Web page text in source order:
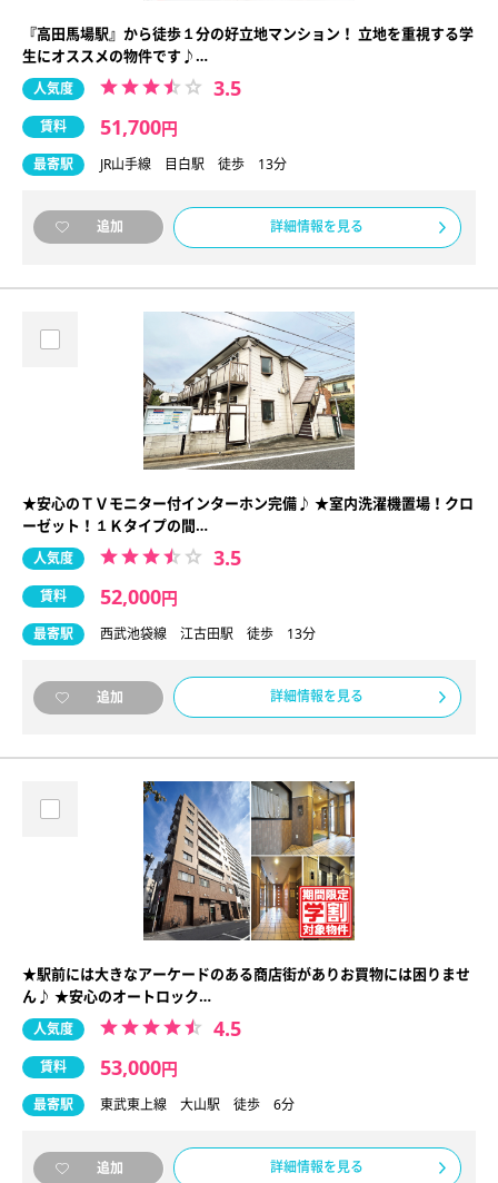
『高田馬場駅』から徒歩１分の好立地マンション！ 立地を重視する学
生にオススメの物件です♪…
人気度 3.5
賃料 51,700円
最寄駅 JR山手線 目白駅 徒歩 13分
追加 詳細情報を見る
★安心のＴＶモニター付インターホン完備♪ ★室内洗濯機置場！クロ
ーゼット！１Ｋタイプの間…
人気度 3.5
賃料 52,000円
最寄駅 西武池袋線 江古田駅 徒歩 13分
追加 詳細情報を見る
★駅前には大きなアーケードのある商店街がありお買物には困りませ
ん♪ ★安心のオートロック…
人気度 4.5
賃料 53,000円
最寄駅 東武東上線 大山駅 徒歩 6分
追加 詳細情報を見る